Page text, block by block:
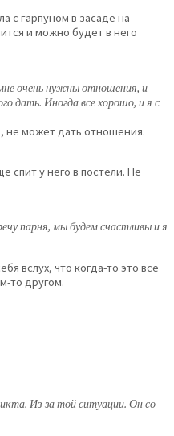
с гарпуном в засаде на
и можно будет в него
очень нужны отношения, и
дать. Иногда все хорошо, и я с
не может дать отношения.
спит у него в постели. Не
парня, мы будем счастливы и я
вслух, что когда-то это все
то другом.
Из-за той ситуации. Он со